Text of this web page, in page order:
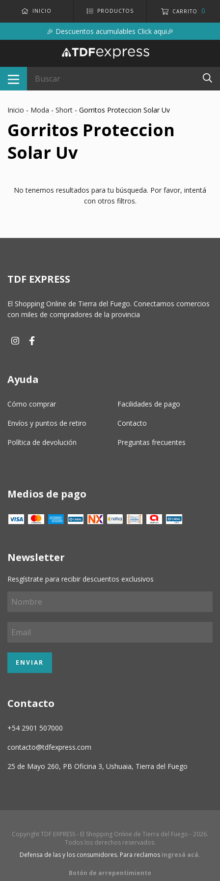
INICIO PRODUCTOS CARRITO 0
🎉 Descuentos acumulables Click aqui🎉
Inicio - Moda - Short - Gorritos Proteccion Solar Uv
Gorritos Proteccion
Solar Uv
No tenemos resultados para tu búsqueda. Por favor, intentá
con otros filtros.
TDF EXPRESS
El Shopping Online de Tierra del Fuego. Conectamos comercios
con miles de compradores de la provincia
Ayuda
Cómo comprar Facilidades de pago
Envíos y puntos de retiro Contacto
Política de devolución Preguntas frecuentes
Medios de pago
Newsletter
Resgístrate para recibir descuentos exclusivos
Contacto
+54 2901 507000
contacto@tdfexpress.com
25 de Mayo 260, PB Oficina 3, Ushuaia, Tierra del Fuego
Copyright TDF EXPRESS - El Shopping Online de Tierra del Fuego - 2026.
Todos los derechos reservados.
Defensa de las y los consumidores. Para reclamos ingresá acá.
Botón de arrepentimiento